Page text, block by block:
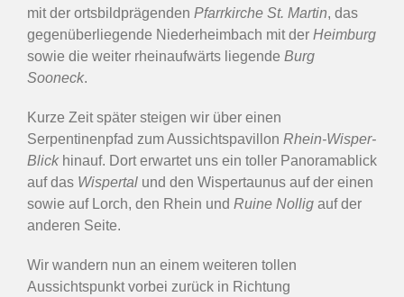
mit der ortsbildprägenden Pfarrkirche St. Martin, das
gegenüberliegende Niederheimbach mit der Heimburg
sowie die weiter rheinaufwärts liegende Burg
Sooneck.
Kurze Zeit später steigen wir über einen
Serpentinenpfad zum Aussichtspavillon Rhein-Wisper-
Blickhinauf. Dort erwartet uns ein toller Panoramablick
auf das Wispertal und den Wispertaunus auf der einen
sowie auf Lorch, den Rhein und Ruine Nollig auf der
anderen Seite.
Wir wandern nun an einem weiteren tollen
Aussichtspunkt vorbei zurück in Richtung